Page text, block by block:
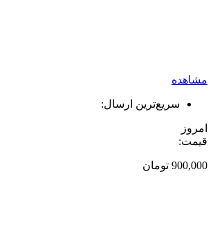
مشاهده
سریع‌ترین ارسال:
امروز
قیمت:
900,000 تومان